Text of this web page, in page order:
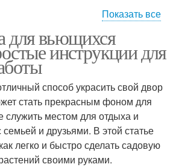
Арка от коррозии
Металлическая арка
Показать все
для вьющихся
инструкции для
способ украсить свой двор
стать прекрасным фоном для
служить местом для отдыха и
и друзьями. В этой статье
легко и быстро сделать садовую
своими руками.